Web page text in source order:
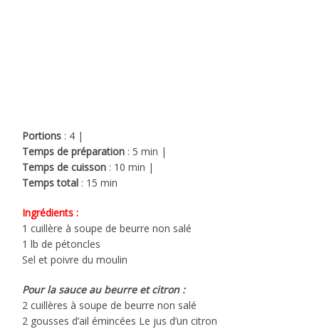
Portions : 4 |
Temps de préparation : 5 min |
Temps de cuisson : 10 min |
Temps total : 15 min
Ingrédients :
1 cuillère à soupe de beurre non salé
1 lb de pétoncles
Sel et poivre du moulin
Pour la sauce au beurre et citron :
2 cuillères à soupe de beurre non salé
2 gousses d’ail émincées Le jus d’un citron